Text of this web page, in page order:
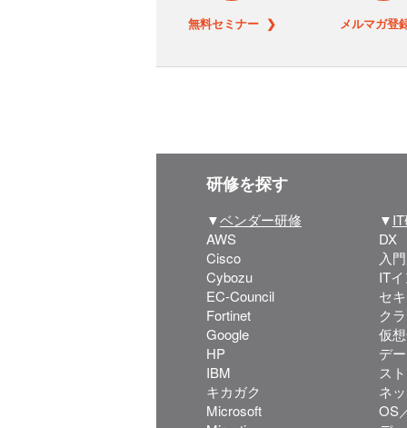
無料セミナー ❯ メルマガ
研修を探す
▼ベンダー研修
AWS
Cisco
Cybozu
EC-Council
Fortinet
Google
HP
IBM
キカガク
Microsoft
▼
DX
入
IT
セ
ク
仮
デ
ス
ネ
OS